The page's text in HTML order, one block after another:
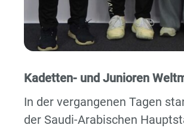
Kadetten- und Junioren
In der vergangenen Tagen
der Saudi-Arabischen